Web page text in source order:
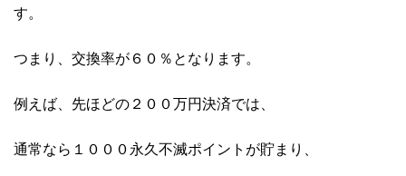
す。
つまり、交換率が６０％となります。
例えば、先ほどの２００万円決済では、
通常なら１０００永久不滅ポイントが貯まり、